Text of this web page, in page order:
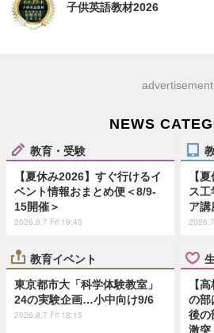
子供英語教材2026
advertisement
NEWS
教育・受験
【夏休み2026】すぐ行けるイ
ベント情報おまとめ便＜8/9-
15開催＞
2026.8.7 Fri 19:45
【
ス工
ア講
教育イベント
東京都市大「科学体験教室」
24の実験企画…小中向け9/6
2026.8.7 Fri 18:15
【
の部
後の
激突